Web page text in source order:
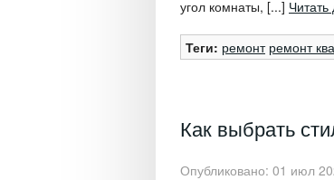
угол комнаты, [...]
Теги: ремонт ремонт
Как выбрать
Опубликовано: 01 июл